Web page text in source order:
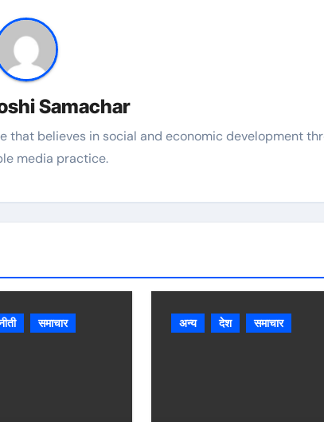
Samachar
that believes in social and economic development
media practice.
समाचार अन्य देश समाचार